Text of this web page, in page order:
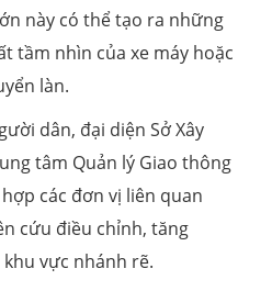
này có thể tạo ra những
tầm nhìn của xe máy hoặc
làn.
dân, đại diện Sở Xây
tâm Quản lý Giao thông
các đơn vị liên quan
cứu điều chỉnh, tăng
vực nhánh rẽ.